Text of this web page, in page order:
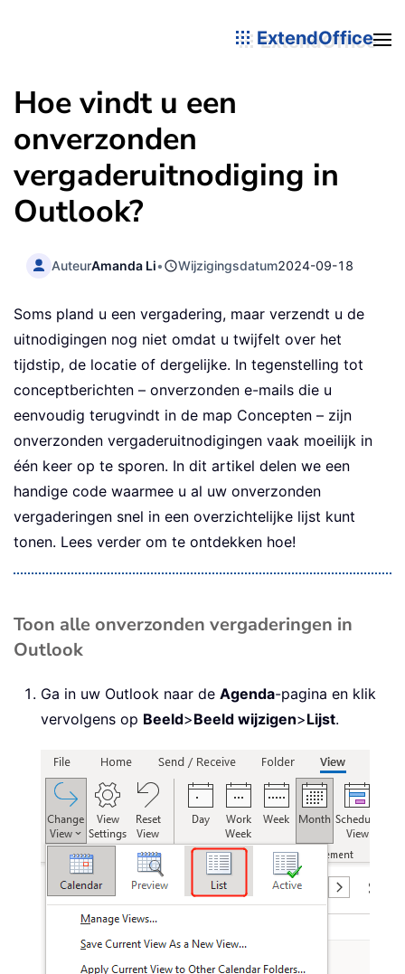
ExtendOffice
Hoe vindt u een
onverzonden
vergaderuitnodiging in
Outlook?
AuteurAmanda Li• Wijzigingsdatum2024-09-18
Soms pland u een vergadering, maar verzendt u de
uitnodigingen nog niet omdat u twijfelt over het
tijdstip, de locatie of dergelijke. In tegenstelling tot
conceptberichten – onverzonden e-mails die u
eenvoudig terugvindt in de map Concepten – zijn
onverzonden vergaderuitnodigingen vaak moeilijk in
één keer op te sporen. In dit artikel delen we een
handige code waarmee u al uw onverzonden
vergaderingen snel in een overzichtelijke lijst kunt
tonen. Lees verder om te ontdekken hoe!
Toon alle onverzonden vergaderingen in
Outlook
Ga in uw Outlook naar de Agenda-pagina en klik
vervolgens op Beeld>Beeld wijzigen>Lijst.